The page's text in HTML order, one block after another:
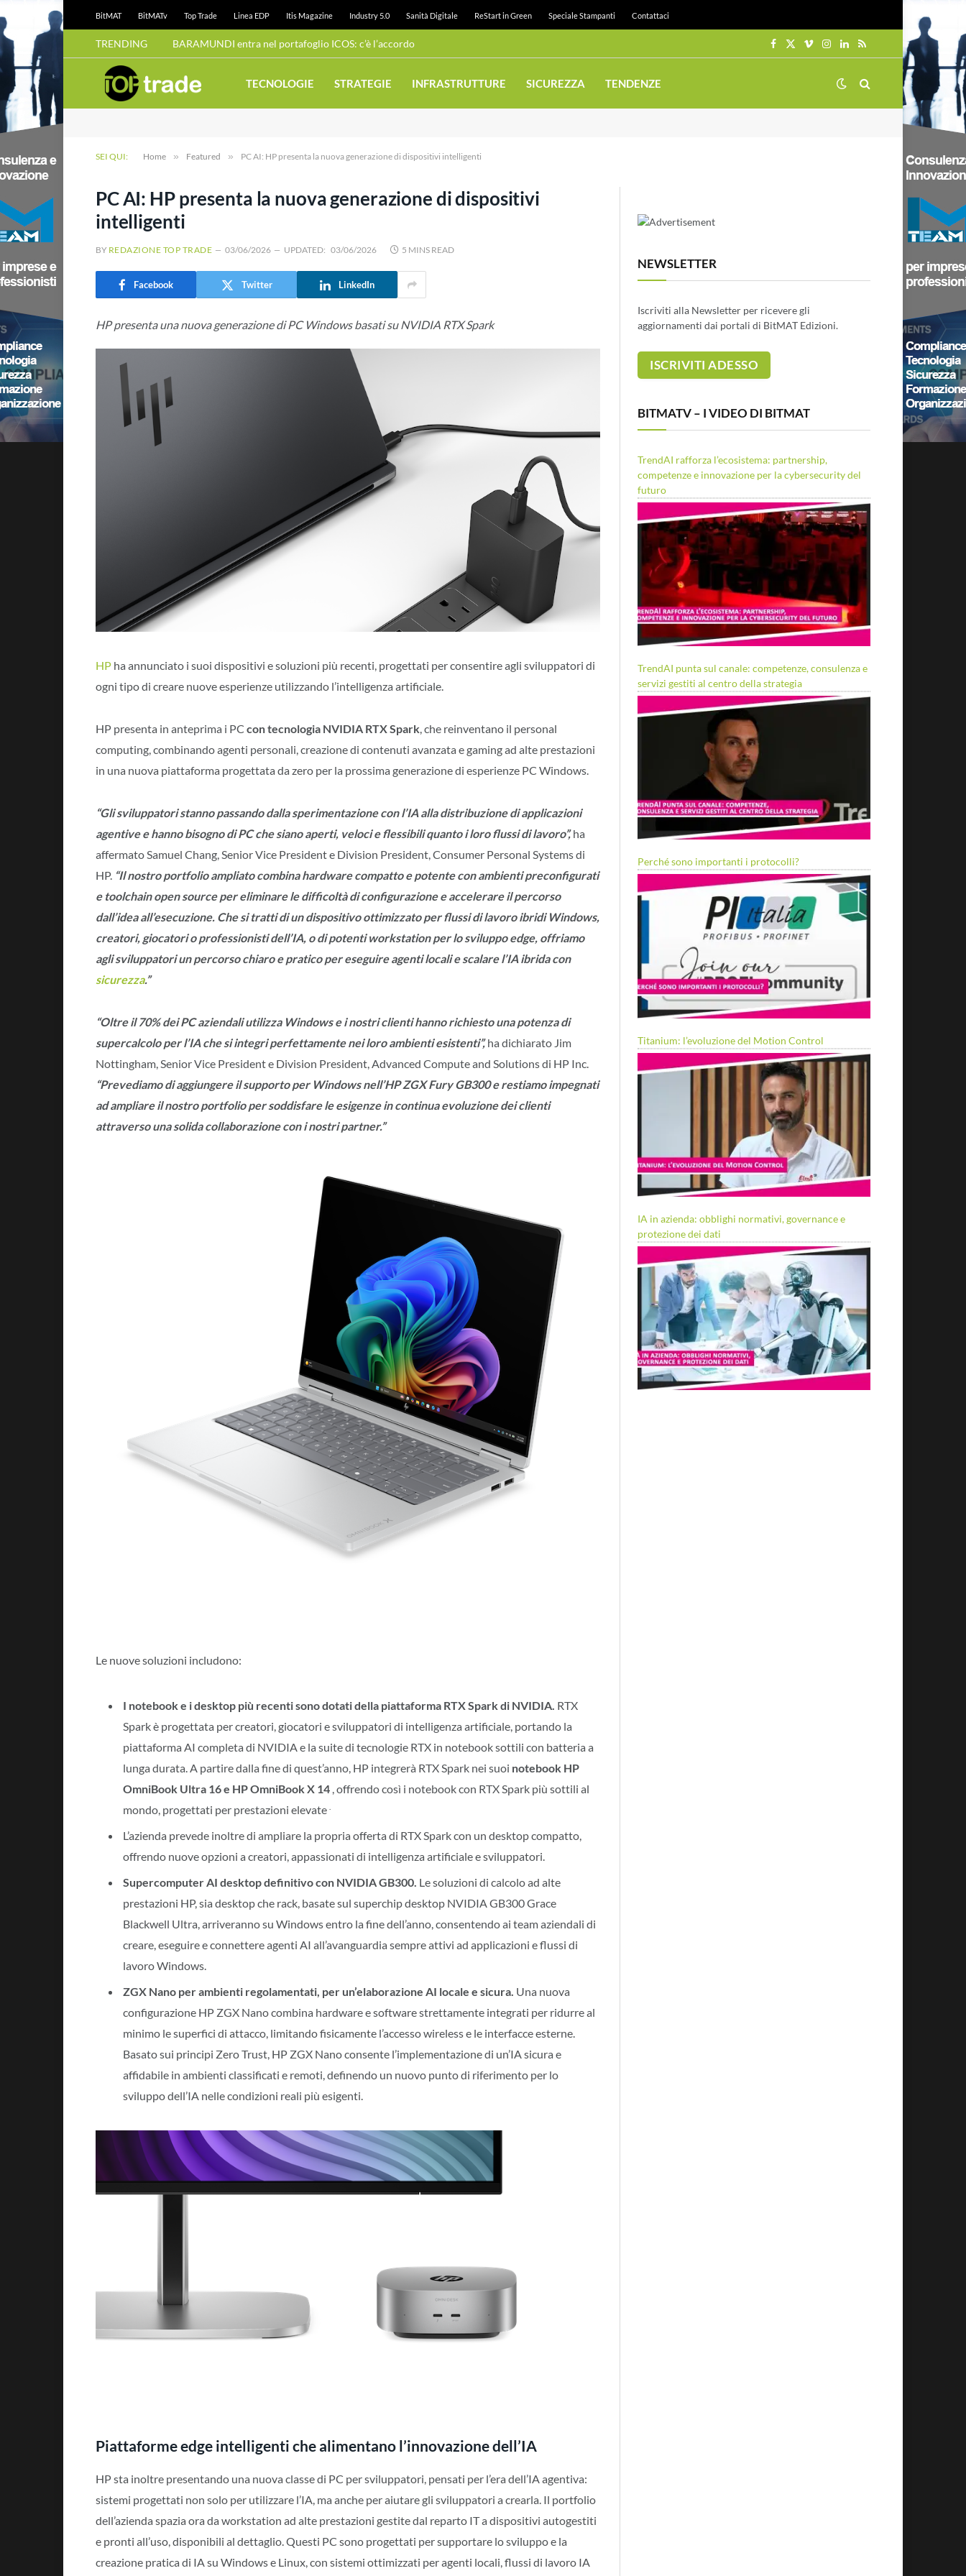
BitMAT BitMATv Top Trade Linea EDP Itis Magazine Industry 5.0 Sanità Digitale ReStart in Green Speciale Stampanti Contattaci
TRENDING BARAMUNDI entra nel portafoglio ICOS: c’è l’accordo
Facebook
X
VimeoInstagram
LinkedIn
RSS
TECNOLOGIE STRATEGIE INFRASTRUTTURE SICUREZZA TENDENZE
SEI QUI: Home » Featured » PC AI: HP presenta la nuova generazione di dispositivi intelligenti
PC AI: HP presenta la nuova generazione di dispositivi
intelligenti
BY REDAZIONE TOP TRADE 03/06/2026 UPDATED: 03/06/2026 5 MINS READ
Facebook Twitter LinkedIn
HP presenta una nuova generazione di PC Windows basati su NVIDIA RTX Spark
HP ha annunciato i suoi dispositivi e soluzioni più recenti, progettati per consentire agli sviluppatori di
ogni tipo di creare nuove esperienze utilizzando l’intelligenza artificiale.
HP presenta in anteprima i PC con tecnologia NVIDIA RTX Spark, ​​che reinventano il personal
computing, combinando agenti personali, creazione di contenuti avanzata e gaming ad alte prestazioni
in una nuova piattaforma progettata da zero per la prossima generazione di esperienze PC Windows.
“Gli sviluppatori stanno passando dalla sperimentazione con l’IA alla distribuzione di applicazioni
agentive e hanno bisogno di PC che siano aperti, veloci e flessibili quanto i loro flussi di lavoro”, ha
affermato Samuel Chang, Senior Vice President e Division President, Consumer Personal Systems di
HP. “Il nostro portfolio ampliato combina hardware compatto e potente con ambienti preconfigurati
e toolchain open source per eliminare le difficoltà di configurazione e accelerare il percorso
dall’idea all’esecuzione. Che si tratti di un dispositivo ottimizzato per flussi di lavoro ibridi Windows,
creatori, giocatori o professionisti dell’IA, o di potenti workstation per lo sviluppo edge, offriamo
agli sviluppatori un percorso chiaro e pratico per eseguire agenti locali e scalare l’IA ibrida con
sicurezza.”
“Oltre il 70% dei PC aziendali utilizza Windows e i nostri clienti hanno richiesto una potenza di
supercalcolo per l’IA che si integri perfettamente nei loro ambienti esistenti”,ha dichiarato Jim
Nottingham, Senior Vice President e Division President, Advanced Compute and Solutions di HP Inc.
“Prevediamo di aggiungere il supporto per Windows nell’HP ZGX Fury GB300 e restiamo impegnati
ad ampliare il nostro portfolio per soddisfare le esigenze in continua evoluzione dei clienti
attraverso una solida collaborazione con i nostri partner.”
Le nuove soluzioni includono:
I notebook e i desktop più recenti sono dotati della piattaforma RTX Spark di NVIDIA. RTX
Spark è progettata per creatori, giocatori e sviluppatori di intelligenza artificiale, portando la
piattaforma AI completa di NVIDIA e la suite di tecnologie RTX in notebook sottili con batteria a
lunga durata. A partire dalla fine di quest’anno, HP integrerà RTX Spark nei suoi notebook HP
OmniBook Ultra 16 e HP OmniBook X 14 , offrendo così i notebook con RTX Spark più sottili al
mondo, progettati per prestazioni elevate
L’azienda prevede inoltre di ampliare la propria offerta di RTX Spark con un desktop compatto,
offrendo nuove opzioni a creatori, appassionati di intelligenza artificiale e sviluppatori.
Supercomputer AI desktop definitivo con NVIDIA GB300. Le soluzioni di calcolo ad alte
prestazioni HP, sia desktop che rack, basate sul superchip desktop NVIDIA GB300 Grace
Blackwell Ultra, arriveranno su Windows entro la fine dell’anno, consentendo ai team aziendali di
creare, eseguire e connettere agenti AI all’avanguardia sempre attivi ad applicazioni e flussi di
lavoro Windows.
ZGX Nano per ambienti regolamentati, per un’elaborazione AI locale e sicura. Una nuova
configurazione HP ZGX Nano combina hardware e software strettamente integrati per ridurre al
minimo le superfici di attacco, limitando fisicamente l’accesso wireless e le interfacce esterne.
Basato sui principi Zero Trust, HP ZGX Nano consente l’implementazione di un’IA sicura e
affidabile in ambienti classificati e remoti, definendo un nuovo punto di riferimento per lo
sviluppo dell’IA nelle condizioni reali più esigenti.
Piattaforme edge intelligenti che alimentano l’innovazione dell’IA
HP sta inoltre presentando una nuova classe di PC per sviluppatori, pensati per l’era dell’IA agentiva:
sistemi progettati non solo per utilizzare l’IA, ma anche per aiutare gli sviluppatori a crearla. Il portfolio
dell’azienda spazia ora da workstation ad alte prestazioni gestite dal reparto IT a dispositivi autogestiti
e pronti all’uso, disponibili al dettaglio. Questi PC sono progettati per supportare lo sviluppo e la
creazione pratica di IA su Windows e Linux, con sistemi ottimizzati per agenti locali, flussi di lavoro IA
NEWSLETTER
Iscriviti alla Newsletter per ricevere gli
aggiornamenti dai portali di BitMAT Edizioni.
BITMATV – I VIDEO DI BITMAT
TrendAI rafforza l’ecosistema: partnership,
competenze e innovazione per la cybersecurity del
futuro
TrendAI punta sul canale: competenze, consulenza e
servizi gestiti al centro della strategia
Perché sono importanti i protocolli?
Titanium: l’evoluzione del Motion Control
IA in azienda: obblighi normativi, governance e
protezione dei dati